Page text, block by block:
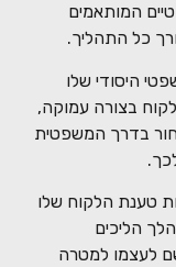
המותאמים
כל התהליך.
היסודי שלו
בצורה עמוקה,
בדרך המשפטית
טענת הלקוח שלו
הליכים
לעצמו למטרה